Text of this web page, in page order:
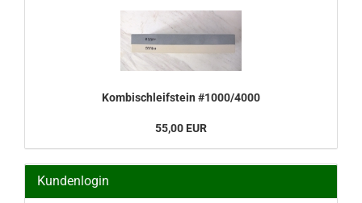
Kombischleifstein #1000/4000
55,00 EUR
Kundenlogin